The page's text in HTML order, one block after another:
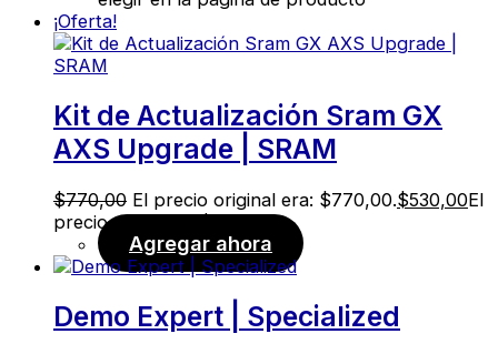
¡Oferta!
Kit de Actualización Sram GX
AXS Upgrade | SRAM
$770,00 El precio original era: $770,00.$530,00El
precio actual es: $530,00.
Agregar ahora
Demo Expert | Specialized